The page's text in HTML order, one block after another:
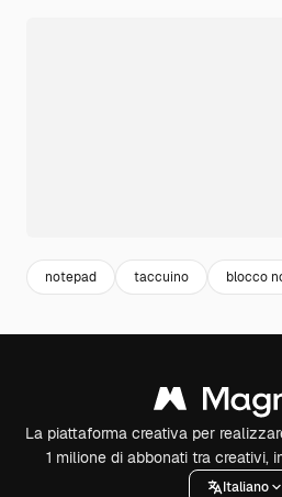
notepad taccuino blocco
La piattaforma creativa per
1 milione di abbonati tra creativi,
Italiano